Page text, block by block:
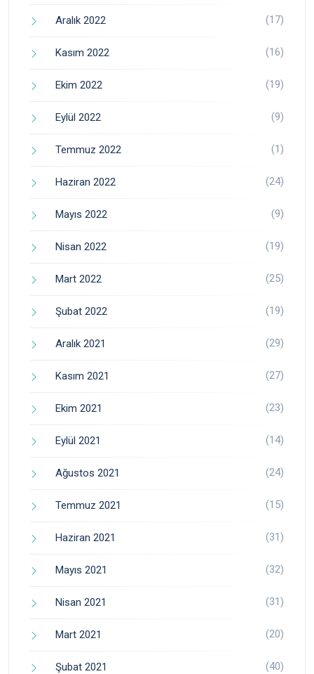
Aralık 2022 (17)
Kasım 2022 (16)
Ekim 2022 (19)
Eylül 2022 (9)
Temmuz 2022 (1)
Haziran 2022 (24)
Mayıs 2022 (9)
Nisan 2022 (19)
Mart 2022 (25)
Şubat 2022 (19)
Aralık 2021 (29)
Kasım 2021 (27)
Ekim 2021 (23)
Eylül 2021 (14)
Ağustos 2021 (24)
Temmuz 2021 (15)
Haziran 2021 (31)
Mayıs 2021 (32)
Nisan 2021 (31)
Mart 2021 (20)
Şubat 2021 (40)